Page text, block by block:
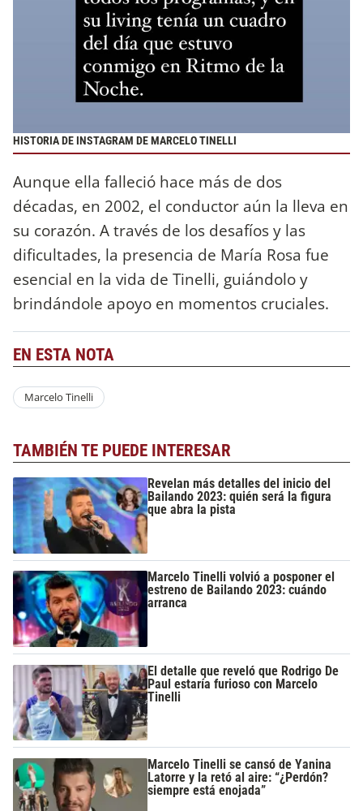
HISTORIA DE INSTAGRAM DE MARCELO TINELLI
Aunque ella falleció hace más de dos
décadas, en 2002, el conductor aún la lleva en
su corazón. A través de los desafíos y las
dificultades, la presencia de María Rosa fue
esencial en la vida de Tinelli, guiándolo y
brindándole apoyo en momentos cruciales.
EN ESTA NOTA
Marcelo Tinelli
TAMBIÉN TE PUEDE INTERESAR
Revelan más detalles del inicio del
Bailando 2023: quién será la figura
que abra la pista
Marcelo Tinelli volvió a posponer el
estreno de Bailando 2023: cuándo
arranca
El detalle que reveló que Rodrigo De
Paul estaría furioso con Marcelo
Tinelli
Marcelo Tinelli se cansó de Yanina
Latorre y la retó al aire: “¿Perdón?
siempre está enojada”